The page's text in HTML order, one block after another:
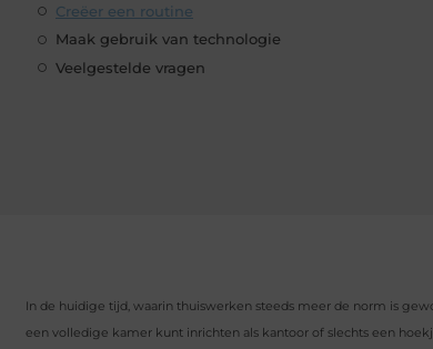
Creëer een routine
Maak gebruik van technologie
Veelgestelde vragen
In de huidige tijd, waarin thuiswerken steeds meer de norm is
een volledige kamer kunt inrichten als kantoor of slechts een